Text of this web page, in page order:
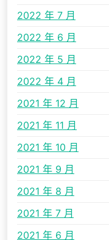
2022 年 7 月
2022 年 6 月
2022 年 5 月
2022 年 4 月
2021 年 12 月
2021 年 11 月
2021 年 10 月
2021 年 9 月
2021 年 8 月
2021 年 7 月
2021 年 6 月